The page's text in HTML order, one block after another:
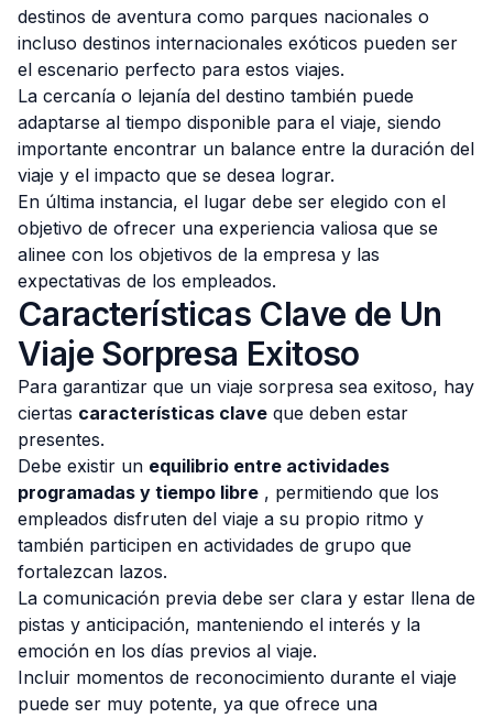
destinos de aventura como parques nacionales o
incluso destinos internacionales exóticos pueden ser
el escenario perfecto para estos viajes.
La cercanía o lejanía del destino también puede
adaptarse al tiempo disponible para el viaje, siendo
importante encontrar un balance entre la duración del
viaje y el impacto que se desea lograr.
En última instancia, el lugar debe ser elegido con el
objetivo de ofrecer una experiencia valiosa que se
alinee con los objetivos de la empresa y las
expectativas de los empleados.
Características Clave de Un
Viaje Sorpresa Exitoso
Para garantizar que un viaje sorpresa sea exitoso, hay
ciertas características clave que deben estar
presentes.
Debe existir un equilibrio entre actividades
programadas y tiempo libre , permitiendo que los
empleados disfruten del viaje a su propio ritmo y
también participen en actividades de grupo que
fortalezcan lazos.
La comunicación previa debe ser clara y estar llena de
pistas y anticipación, manteniendo el interés y la
emoción en los días previos al viaje.
Incluir momentos de reconocimiento durante el viaje
puede ser muy potente, ya que ofrece una